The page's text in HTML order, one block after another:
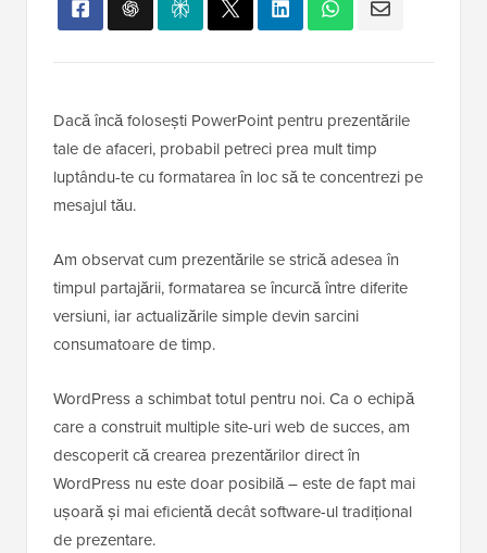
Dacă încă folosești PowerPoint pentru prezentările
tale de afaceri, probabil petreci prea mult timp
luptându-te cu formatarea în loc să te concentrezi pe
mesajul tău.
Am observat cum prezentările se strică adesea în
timpul partajării, formatarea se încurcă între diferite
versiuni, iar actualizările simple devin sarcini
consumatoare de timp.
WordPress a schimbat totul pentru noi. Ca o echipă
care a construit multiple site-uri web de succes, am
descoperit că crearea prezentărilor direct în
WordPress nu este doar posibilă – este de fapt mai
ușoară și mai eficientă decât software-ul tradițional
de prezentare.